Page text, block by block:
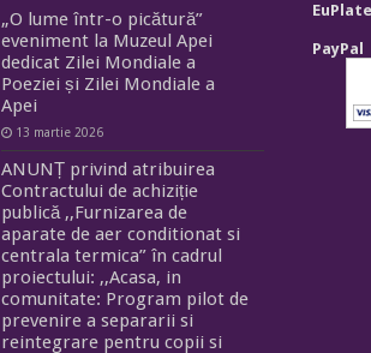
„O lume într-o picătură”
eveniment la Muzeul Apei
dedicat Zilei Mondiale a
Poeziei și Zilei Mondiale a
Apei
13 martie 2026
ANUNȚ privind atribuirea
Contractului de achiziție
publică ,,Furnizarea de
aparate de aer conditionat si
centrala termica” în cadrul
proiectului: ,,Acasa, in
comunitate: Program pilot de
prevenire a separarii si
reintegrare pentru copii si
PayPal